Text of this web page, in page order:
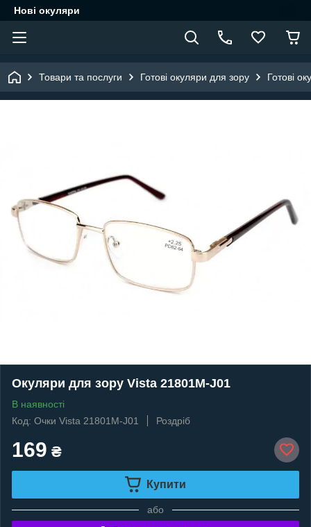
Нові окуляри
Товари та послуги Готові окуляри для зору Готові
Окуляри для зору Vista 21801M-J01
В наявності
Код: Очки Vista 21801M-J01
Роздріб
169 ₴
Купити
або